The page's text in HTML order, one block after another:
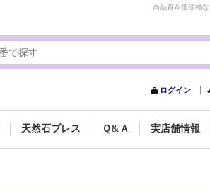
高品質＆低価格
ログイン
天然石ブレス Ｑ&Ａ 実店舗情報